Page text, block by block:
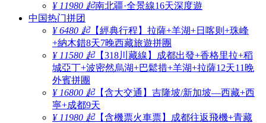
¥ 11980 起南北疆·全景線16天深度遊
中国热门拼团
¥ 6480 起【經典行程】拉薩+羊湖+日喀则+珠峰
+納木錯8天7晚西藏旅遊拼團
¥ 11580 起【318川藏線】成都出發+香格里拉+稻
城亞丁+波密然烏湖+巴鬆措+羊湖+拉薩12天11晚
外賓拼團
¥ 16800 起【含大交通】吉隆坡/新加坡—西藏+西
寧+成都9天
¥ 11980 起【含機票火車票】成都往返飛機+青藏